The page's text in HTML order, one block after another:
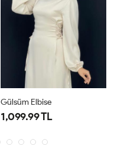
Gülsüm Elbise
1,099.99 TL